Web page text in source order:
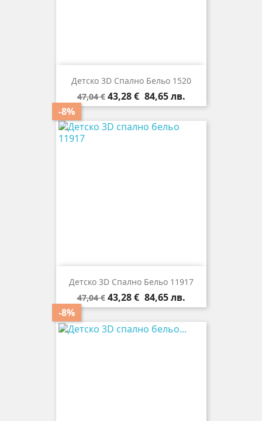
Детско 3D Спално Бельо 1520
Редовна
цена
47,04 €
-8%
Цена
43,28 € 84,65 лв.
Детско 3D Спално Бельо 11917
Редовна
цена
47,04 €
-8%
Цена
43,28 € 84,65 лв.